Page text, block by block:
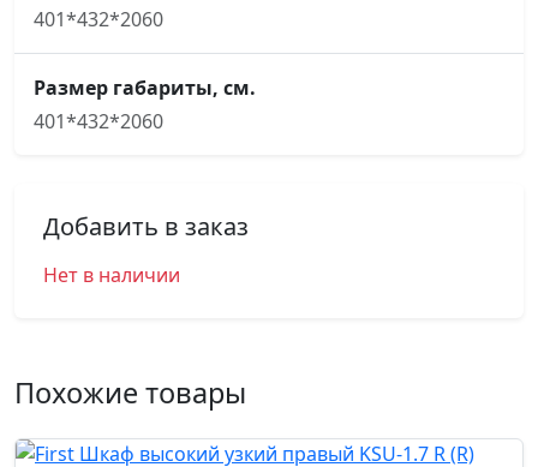
401*432*2060
Размер габариты, см.
401*432*2060
Добавить в заказ
Нет в наличии
Похожие товары